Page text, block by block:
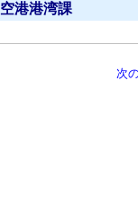
空港港湾課
次